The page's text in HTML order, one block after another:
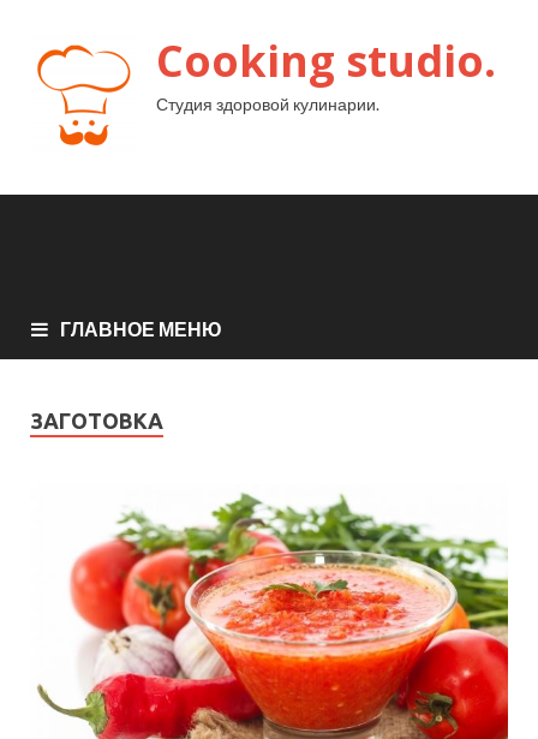
Cooking studio.
Студия здоровой кулинарии.
ГЛАВНОЕ МЕНЮ
ЗАГОТОВКА